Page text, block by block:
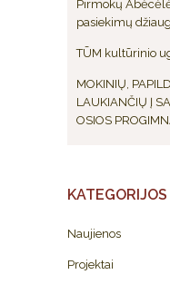
Pirmokų
pasiekimų
TŪM kultūrinio
MOKINIŲ,
LAUKIANČIŲ Į
OSIOS
KATEGORIJOS
Naujienos
Projektai